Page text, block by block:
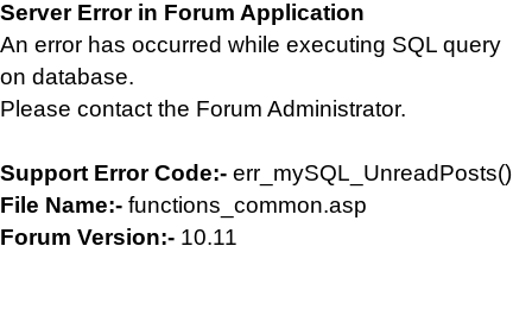
Server Error in Forum Application
An error has occurred while executing SQL query
on database.
Please contact the Forum Administrator.
Support Error Code:- err_mySQL_UnreadPosts()
File Name:- functions_common.asp
Forum Version:- 10.11